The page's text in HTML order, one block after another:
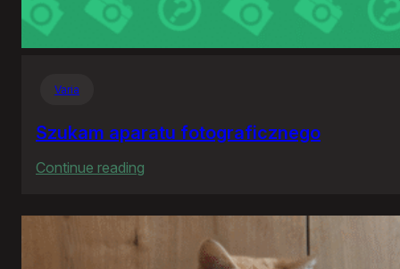
Varia
Szukam aparatu fotograficznego
Continue reading
aparatu
fotograficznego